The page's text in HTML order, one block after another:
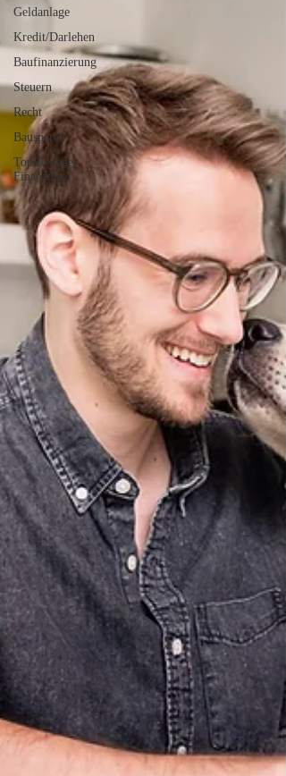
Geldanlage
Kredit/Darlehen
Baufinanzierung
Steuern
Recht
Bausparen
Top Rechner
Finanztipp